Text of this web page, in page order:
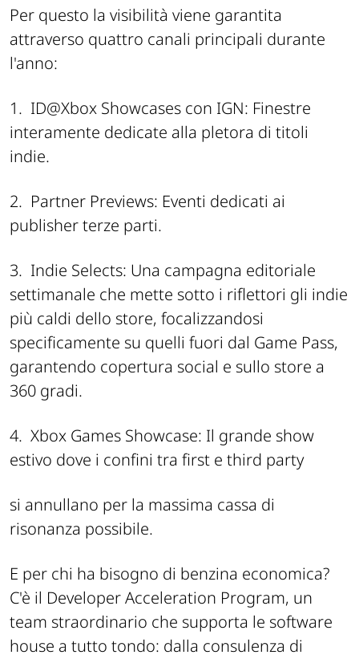
Per questo la visibilità viene garantita
attraverso quattro canali principali durante
l'anno:
1. ID@Xbox Showcases con IGN: Finestre
interamente dedicate alla pletora di titoli
indie.
2. Partner Previews: Eventi dedicati ai
publisher terze parti.
3. Indie Selects: Una campagna editoriale
settimanale che mette sotto i riflettori gli indie
più caldi dello store, focalizzandosi
specificamente su quelli fuori dal Game Pass,
garantendo copertura social e sullo store a
360 gradi.
4. Xbox Games Showcase: Il grande show
estivo dove i confini tra first e third party
si annullano per la massima cassa di
risonanza possibile.
E per chi ha bisogno di benzina economica?
C'è il Developer Acceleration Program, un
team straordinario che supporta le software
house a tutto tondo: dalla consulenza di